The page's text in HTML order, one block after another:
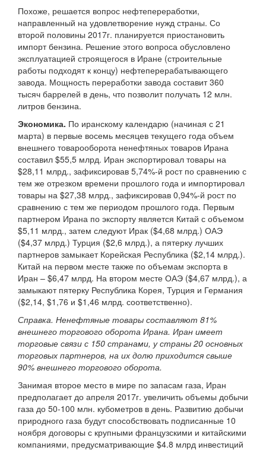
Похоже, решается вопрос нефтепереработки,
направленный на удовлетворение нужд страны. Со
второй половины 2017г. планируется приостановить
импорт бензина. Решение этого вопроса обусловлено
эксплуатацией строящегося в Иране (строительные
работы подходят к концу) нефтеперерабатывающего
завода. Мощность переработки завода составит 360
тысяч баррелей в день, что позволит получать 12 млн.
литров бензина.
Экономика. По иранскому календарю (начиная с 21
марта) в первые восемь месяцев текущего года объем
внешнего товарооборота ненефтяных товаров Ирана
составил $55,5 млрд. Иран экспортировал товары на
$28,11 млрд., зафиксировав 5,74%-й рост по сравнению с
тем же отрезком времени прошлого года и импортировал
товары на $27,38 млрд., зафиксировав 0,94%-й рост по
сравнению с тем же периодом прошлого года. Первым
партнером Ирана по экспорту является Китай с объемом
$5,11 млрд., затем следуют Ирак ($4,68 млрд.) ОАЭ
($4,37 млрд.) Турция ($2,6 млрд.), а пятерку лучших
партнеров замыкает Корейская Республика ($2,14 млрд.).
Китай на первом месте также по объемам экспорта в
Иран – $6,47 млрд. На втором месте ОАЭ ($4,67 млрд.), а
замыкают пятерку Республика Корея, Турция и Германия
($2,14, $1,76 и $1,46 млрд. соответственно).
Справка. Ненефтяные товары составляют 81%
внешнего торгового оборота Ирана. Иран имеет
торговые связи с 150 странами, у страны 20 основных
торговых партнеров, на их долю приходится свыше
90% внешнего торгового оборота.
Занимая второе место в мире по запасам газа, Иран
предполагает до апреля 2017г. увеличить объемы добычи
газа до 50-100 млн. кубометров в день. Развитию добычи
природного газа будут способствовать подписанные 10
ноября договоры с крупными французскими и китайскими
компаниями, предусматривающие $4.8 млрд инвестиций